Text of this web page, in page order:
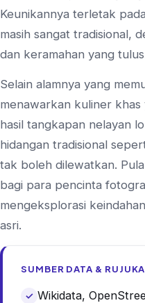
Keunikannya terletak
masih sangat tradisional,
dan keramahan yang
Selain alamnya yang
menawarkan kuliner
hasil tangkapan nelayan
hidangan tradisional
tak boleh dilewatkan.
bagi para pencinta
mengeksplorasi
asri.
SUMBER DATA &
Wikidata,